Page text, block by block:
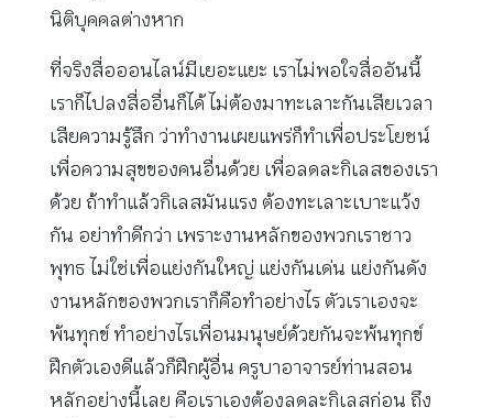
นิติบุคคลต่างหาก
ที่จริงสื่อออนไลน์มีเยอะแยะ เราไม่พอใจสื่ออันนี้
เราก็ไปลงสื่ออื่นก็ได้ ไม่ต้องมาทะเลาะกันเสียเวลา
เสียความรู้สึก ว่าทำงานเผยแพร่ก็ทำเพื่อประโยชน์
เพื่อความสุขของคนอื่นด้วย เพื่อลดละกิเลสของเรา
ด้วย ถ้าทำแล้วกิเลสมันแรง ต้องทะเลาะเบาะแว้ง
กัน อย่าทำดีกว่า เพราะงานหลักของพวกเราชาว
พุทธ ไม่ใช่เพื่อแย่งกันใหญ่ แย่งกันเด่น แย่งกันดัง
งานหลักของพวกเราก็คือทำอย่างไร ตัวเราเองจะ
พ้นทุกข์ ทำอย่างไรเพื่อนมนุษย์ด้วยกันจะพ้นทุกข์
ฝึกตัวเองดีแล้วก็ฝึกผู้อื่น ครูบาอาจารย์ท่านสอน
หลักอย่างนี้เลย คือเราเองต้องลดละกิเลสก่อน ถึง